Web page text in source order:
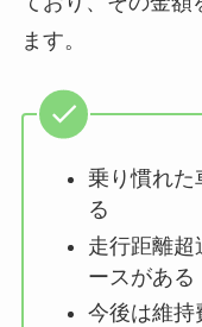
ます。
乗り慣れた
る
走行距離超
ースがある
今後は維持